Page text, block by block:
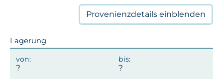
Provenienzdetails einblenden
Lagerung